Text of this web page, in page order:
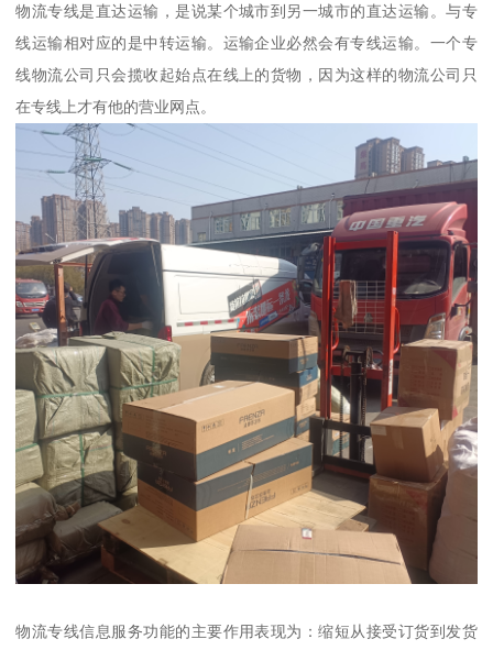
物流专线是直达运输，是说某个城市到另一城市的直达运输。与专
线运输相对应的是中转运输。运输企业必然会有专线运输。一个专
线物流公司只会揽收起始点在线上的货物，因为这样的物流公司只
在专线上才有他的营业网点。
物流专线信息服务功能的主要作用表现为：缩短从接受订货到发货